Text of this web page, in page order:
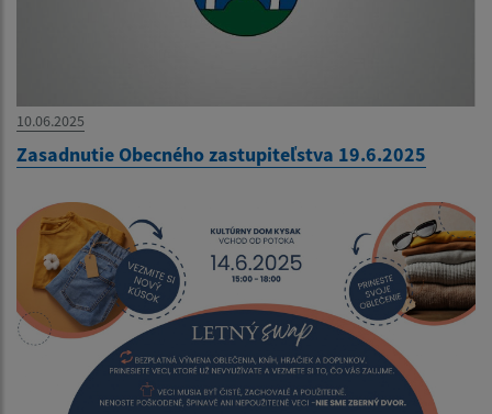
10.06.2025
Zasadnutie Obecného zastupiteľstva 19.6.2025